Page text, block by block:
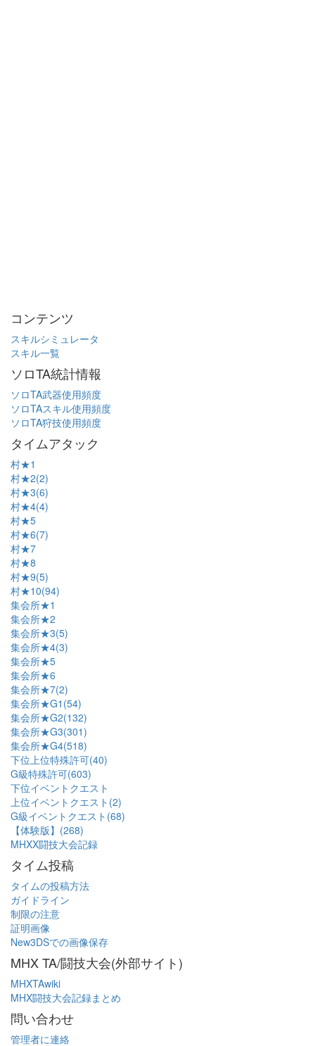
コンテンツ
スキルシミュレータ
スキル一覧
ソロTA統計情報
ソロTA武器使用頻度
ソロTAスキル使用頻度
ソロTA狩技使用頻度
タイムアタック
村★1
村★2(2)
村★3(6)
村★4(4)
村★5
村★6(7)
村★7
村★8
村★9(5)
村★10(94)
集会所★1
集会所★2
集会所★3(5)
集会所★4(3)
集会所★5
集会所★6
集会所★7(2)
集会所★G1(54)
集会所★G2(132)
集会所★G3(301)
集会所★G4(518)
下位上位特殊許可(40)
G級特殊許可(603)
下位イベントクエスト
上位イベントクエスト(2)
G級イベントクエスト(68)
【体験版】(268)
MHXX闘技大会記録
タイム投稿
タイムの投稿方法
ガイドライン
制限の注意
証明画像
New3DSでの画像保存
MHX TA/闘技大会(外部サイト)
MHXTAwiki
MHX闘技大会記録まとめ
問い合わせ
管理者に連絡